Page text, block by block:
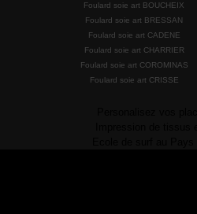
Foulard soie art BOUCHEIX
Foulard soie art BRESSAN
Foulard soie art CADENE
Foulard soie art CHARRIER
Foulard soie art COROMINAS
Foulard soie art CRISSE